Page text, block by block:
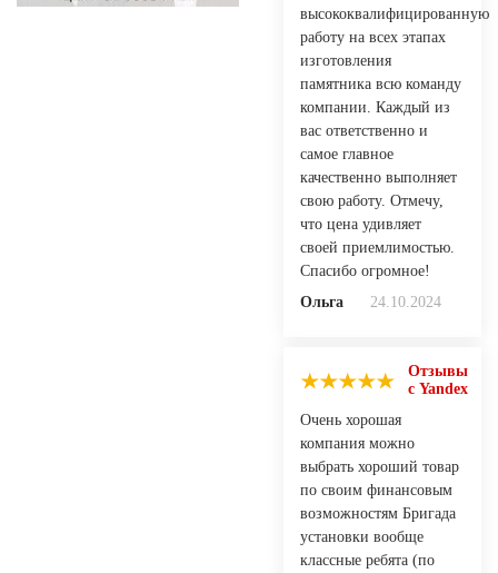
высококвалифицированную
работу на всех этапах
изготовления
памятника всю команду
компании. Каждый из
вас ответственно и
самое главное
качественно выполняет
свою работу. Отмечу,
что цена удивляет
своей приемлимостью.
Спасибо огромное!
Ольга
24.10.2024
Отзывы
с Yandex
Очень хорошая
компания можно
выбрать хороший товар
по своим финансовым
возможностям Бригада
установки вообще
классные ребята (по